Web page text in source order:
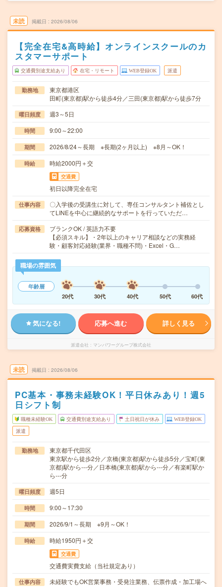
未読 掲載日 2026/08/06
【完全在宅&高時給】オンラインスクールのカ
スタマーサポート
交通費別途支給あり 在宅・リモート WEB登録OK 派遣
勤務地
東京都港区
田町(東京都)駅から徒歩4分／三田(東京都)駅から徒歩7分
曜日頻度 週3～5日
時間 9:00～22:00
期間 2026/8/24～長期 ※長期(2ヶ月以上) ※8月～OK！
時給 時給2000円＋交
交通費
初日以降完全在宅
仕事内容
〇入学後の受講生に対して、専任コンサルタント補佐とし
てLINEを中心に継続的なサポートを行っていただ…
応募資格
ブランクOK / 英語力不要
【必須スキル】・2年以上のキャリア相談などの実務経
験・顧客対応経験(業界・職種不問)・Excel・G…
職場の雰囲気
年齢層
20代
30代 40代 50代 60代
気になる! 応募へ進む 詳しく見る
派遣会社 マンパワーグループ株式会社
未読 掲載日 2026/08/06
PC基本・事務未経験OK！平日休みあり！週5
日シフト制
職種未経験OK 交通費別途支給あり 土日祝日が休み WEB登録OK
派遣
勤務地
東京都千代田区
東京駅から徒歩2分／京橋(東京都)駅から徒歩5分／宝町(東
京都)駅から---分／日本橋(東京都)駅から---分／有楽町駅か
ら---分
曜日頻度 週5日
時間 9:00～17:30
期間 2026/9/1～長期 ※9月～OK！
時給 時給1950円＋交
交通費
交通費実費支給（当社規定あり）
仕事内容
未経験でもOK営業事務・受発注業務、伝票作成・加工場へ